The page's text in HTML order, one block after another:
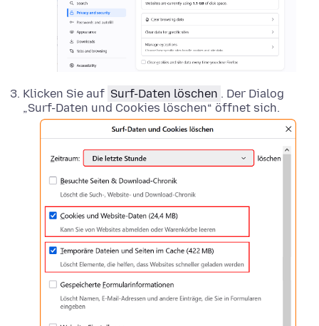
Klicken Sie auf Surf-Daten löschen . Der Dialog
„Surf-Daten und Cookies löschen“ öffnet sich.